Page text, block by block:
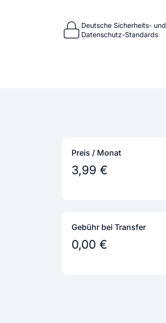
Deutsche Sicherheits- und
Datenschutz-Standards
Preis / Monat
3,99 €
Gebühr bei Transfer
0,00 €